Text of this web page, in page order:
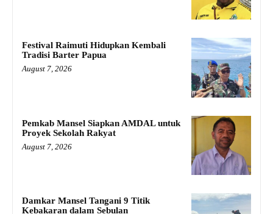
Festival Raimuti Hidupkan Kembali
Tradisi Barter Papua
August 7, 2026
Pemkab Mansel Siapkan AMDAL untuk
Proyek Sekolah Rakyat
August 7, 2026
Damkar Mansel Tangani 9 Titik
Kebakaran dalam Sebulan